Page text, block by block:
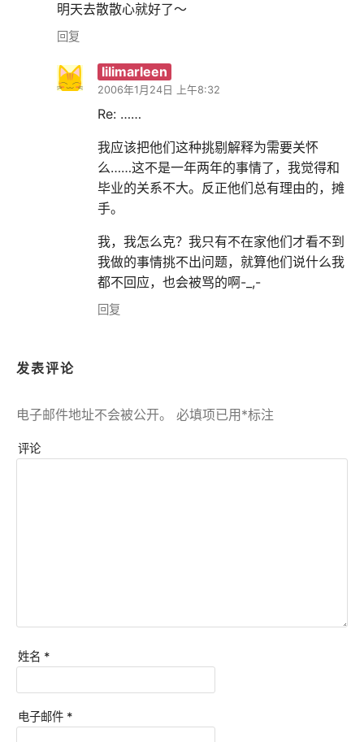
明天去散散心就好了～
回复
lilimarleen
2006年1月24日 上午8:32
Re: ……
我应该把他们这种挑剔解释为需要关怀
么……这不是一年两年的事情了，我觉得和
毕业的关系不大。反正他们总有理由的，摊
手。
我，我怎么克？我只有不在家他们才看不到
我做的事情挑不出问题，就算他们说什么我
都不回应，也会被骂的啊-_,-
回复
发表评论
电子邮件地址不会被公开。 必填项已用*标注
评论
姓名 *
电子邮件 *